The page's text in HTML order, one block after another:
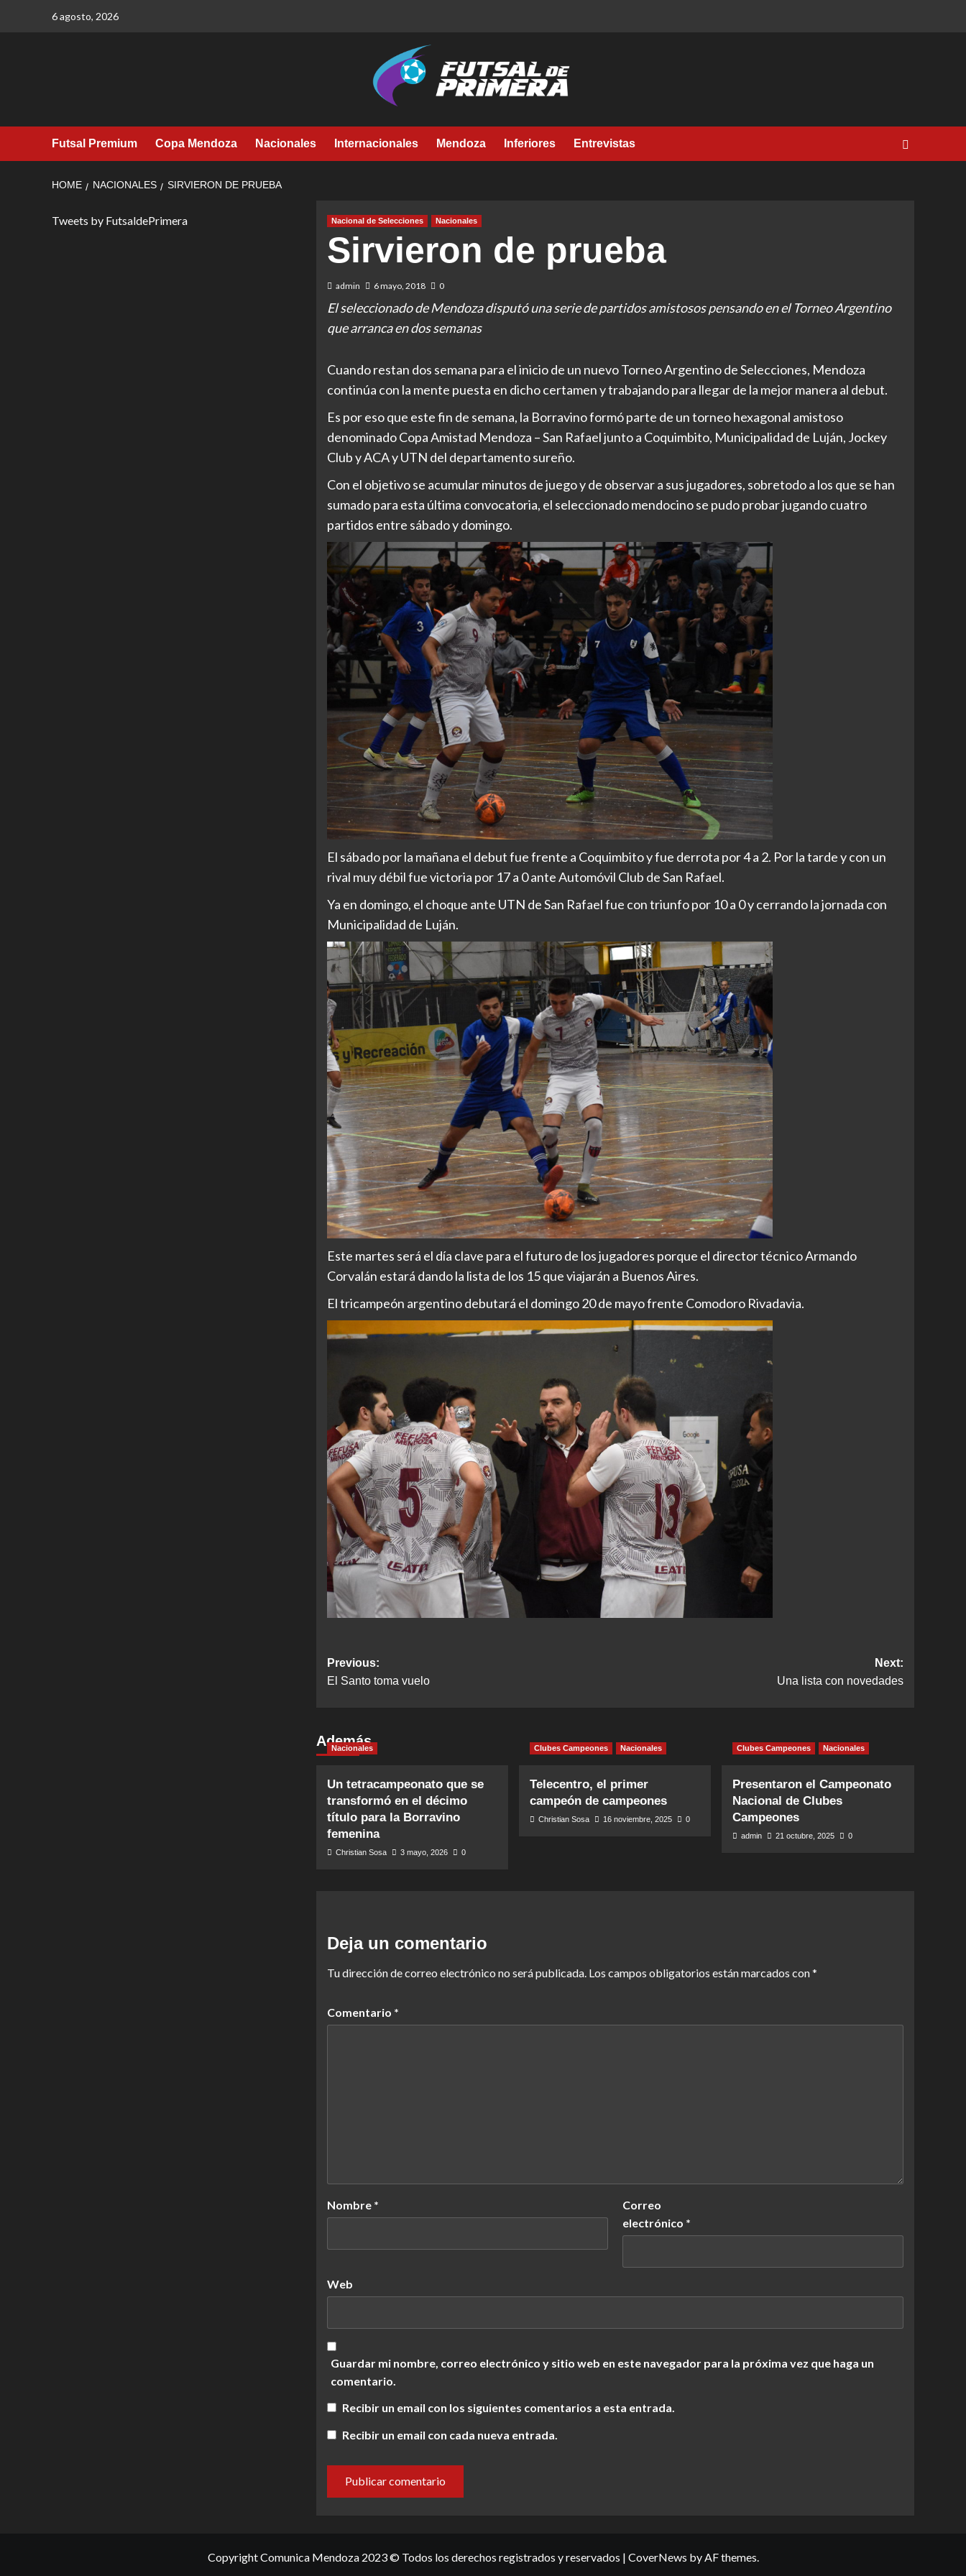
6 agosto, 2026
Futsal Premium Copa Mendoza Nacionales Internacionales Mendoza Inferiores Entrevistas
HOME NACIONALES SIRVIERON DE PRUEBA
Nacional de Selecciones Nacionales
Sirvieron de prueba
admin 6 mayo, 2018 0
El seleccionado de Mendoza disputó una serie de partidos amistosos pensando en el Torneo Argentino
que arranca en dos semanas
Cuando restan dos semana para el inicio de un nuevo Torneo Argentino de Selecciones, Mendoza
continúa con la mente puesta en dicho certamen y trabajando para llegar de la mejor manera al debut.
Es por eso que este fin de semana, la Borravino formó parte de un torneo hexagonal amistoso
denominado Copa Amistad Mendoza – San Rafael junto a Coquimbito, Municipalidad de Luján, Jockey
Club y ACA y UTN del departamento sureño.
Con el objetivo se acumular minutos de juego y de observar a sus jugadores, sobretodo a los que se han
sumado para esta última convocatoria, el seleccionado mendocino se pudo probar jugando cuatro
partidos entre sábado y domingo.
El sábado por la mañana el debut fue frente a Coquimbito y fue derrota por 4 a 2. Por la tarde y con un
rival muy débil fue victoria por 17 a 0 ante Automóvil Club de San Rafael.
Ya en domingo, el choque ante UTN de San Rafael fue con triunfo por 10 a 0 y cerrando la jornada con
Municipalidad de Luján.
Este martes será el día clave para el futuro de los jugadores porque el director técnico Armando
Corvalán estará dando la lista de los 15 que viajarán a Buenos Aires.
El tricampeón argentino debutará el domingo 20 de mayo frente Comodoro Rivadavia.
Post
navigation
Previous:
El Santo toma vuelo
Next:
Una lista con novedades
Además
Nacionales
Un tetracampeonato que se
transformó en el décimo
título para la Borravino
femenina
Christian Sosa 3 mayo, 2026 0
Clubes Campeones Nacionales
Telecentro, el primer
campeón de campeones
Christian Sosa 16 noviembre, 2025 0
Clubes Campeones Nacionales
Presentaron el Campeonato
Nacional de Clubes
Campeones
admin 21 octubre, 2025 0
Deja un comentario
Tu dirección de correo electrónico no será publicada. Los campos obligatorios están marcados con*
Comentario *
Nombre *
Correo
electrónico *
Web
Guardar mi nombre, correo electrónico y sitio web en este navegador para la próxima vez que haga un
comentario.
Recibir un email con los siguientes comentarios a esta entrada.
Recibir un email con cada nueva entrada.
Tweets by FutsaldePrimera
Copyright Comunica Mendoza 2023 © Todos los derechos registrados y reservados | CoverNews by AF themes.